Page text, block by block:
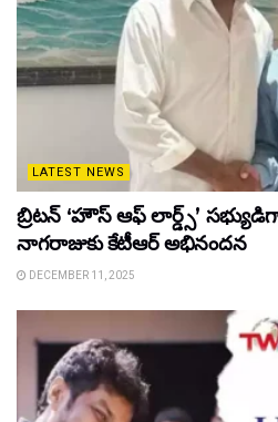
LATEST NEWS
బ్రిటన్ ‘హౌస్ ఆఫ్ లార్డ్స్’
నాగరాజుకు కేటీఆర్ అభినందన
DECEMBER 11, 2025